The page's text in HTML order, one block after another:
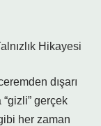
Hikayesi
dışarı
gerçek
her zaman